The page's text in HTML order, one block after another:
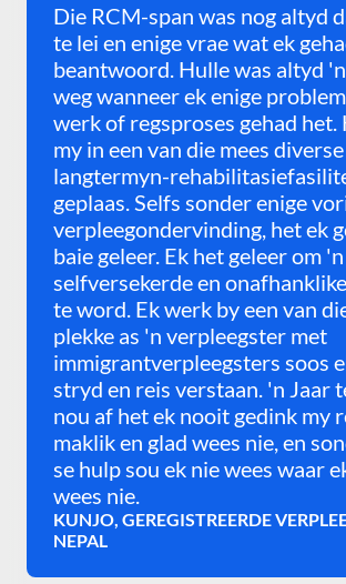
Die RCM-span was nog altyd
te lei en enige vrae wat ek
beantwoord. Hulle was altyd
weg wanneer ek enige
werk of regsproses gehad het.
my in een van die mees diverse
langtermyn-
geplaas. Selfs sonder enige
verpleegondervinding, het ek
baie geleer. Ek het geleer om
selfversekerde en
te word. Ek werk by een van
plekke as 'n verpleegster met
immigrantverpleegsters soos
stryd en reis verstaan. 'n Jaar
nou af het ek nooit gedink my
maklik en glad wees nie, en
se hulp sou ek nie wees waar
wees nie.
KUNJO, GEREGISTREERDE
NEPAL